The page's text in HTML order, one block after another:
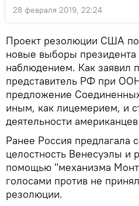
28 февраля 2019, 22:24
Проект резолюции США по
новые выборы
наблюдением. Как заявил
представитель РФ при
предложение
иным, как лицемерием, и
деятельности
Ранее Россия предлагала
целостность Венесуэлы и
помощью "механизма
голосами против не
резолюции.